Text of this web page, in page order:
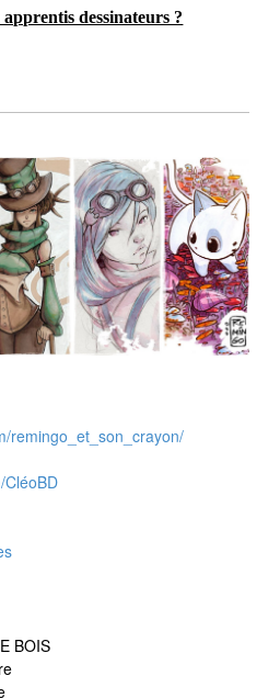
dessinateurs ?
remingo_et_son_crayon/
CléoBD
BOIS